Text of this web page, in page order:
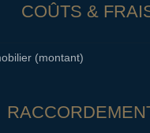
COÛTS &
(montant)